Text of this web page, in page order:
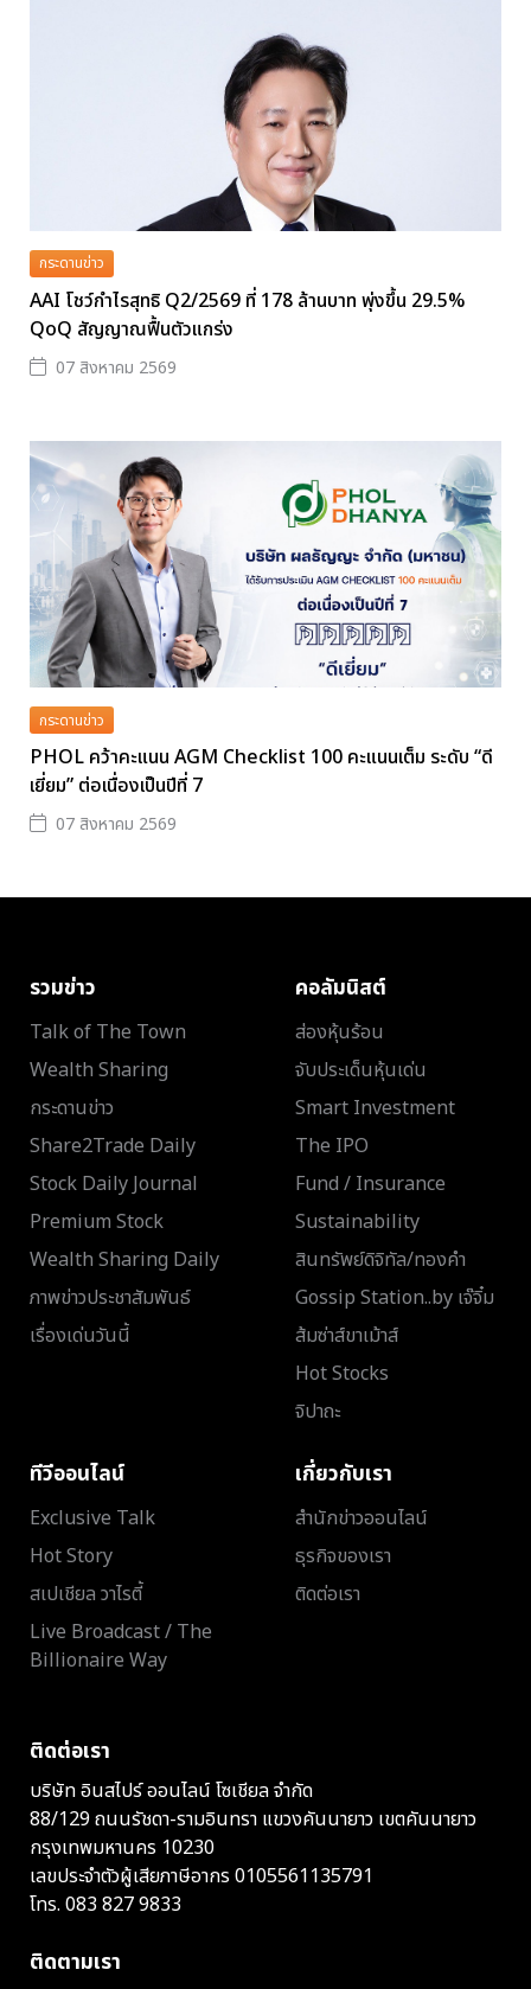
กระดานข่าว
AAI โชว์กำไรสุทธิ Q2/2569 ที่ 178 ล้านบาท พุ่งขึ้น 29.5%
QoQ สัญญาณฟื้นตัวแกร่ง
07 สิงหาคม 2569
กระดานข่าว
PHOL คว้าคะแนน AGM Checklist 100 คะแนนเต็ม ระดับ “ดี
เยี่ยม” ต่อเนื่องเป็นปีที่ 7
07 สิงหาคม 2569
รวมข่าว
Talk of The Town
Wealth Sharing
กระดานข่าว
Share2Trade Daily
Stock Daily Journal
Premium Stock
Wealth Sharing Daily
ภาพข่าวประชาสัมพันธ์
เรื่องเด่นวันนี้
คอลัมนิสต์
ส่องหุ้นร้อน
จับประเด็นหุ้นเด่น
Smart Investment
The IPO
Fund / Insurance
Sustainability
สินทรัพย์ดิจิทัล/ทองคำ
Gossip Station..by เจ๊จิ๋ม
ส้มซ่าส์ขาเม้าส์
Hot Stocks
จิปาถะ
ทีวีออนไลน์
Exclusive Talk
Hot Story
สเปเชียล วาไรตี้
Live Broadcast / The
Billionaire Way
เกี่ยวกับเรา
สำนักข่าวออนไลน์
ธุรกิจของเรา
ติดต่อเรา
ติดต่อเรา
บริษัท อินสไปร์ ออนไลน์ โซเชียล จำกัด
88/129 ถนนรัชดา-รามอินทรา แขวงคันนายาว เขตคันนายาว
กรุงเทพมหานคร 10230
เลขประจำตัวผู้เสียภาษีอากร 0105561135791
โทร. 083 827 9833
ติดตามเรา